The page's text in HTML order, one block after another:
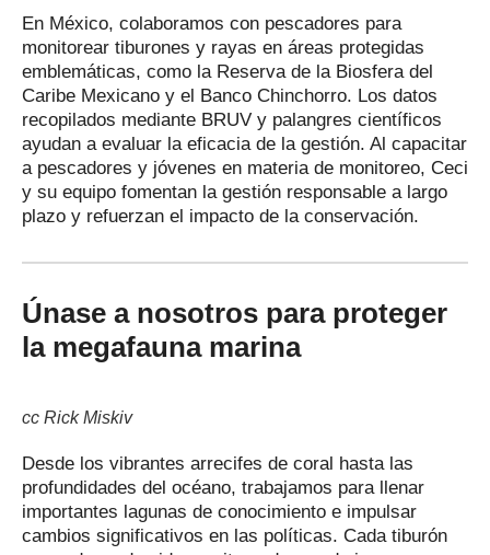
En México, colaboramos con pescadores para
monitorear tiburones y rayas en áreas protegidas
emblemáticas, como la Reserva de la Biosfera del
Caribe Mexicano y el Banco Chinchorro. Los datos
recopilados mediante BRUV y palangres científicos
ayudan a evaluar la eficacia de la gestión. Al capacitar
a pescadores y jóvenes en materia de monitoreo, Ceci
y su equipo fomentan la gestión responsable a largo
plazo y refuerzan el impacto de la conservación.
Únase a nosotros para proteger
la megafauna marina
cc Rick Miskiv
Desde los vibrantes arrecifes de coral hasta las
profundidades del océano, trabajamos para llenar
importantes lagunas de conocimiento e impulsar
cambios significativos en las políticas. Cada tiburón